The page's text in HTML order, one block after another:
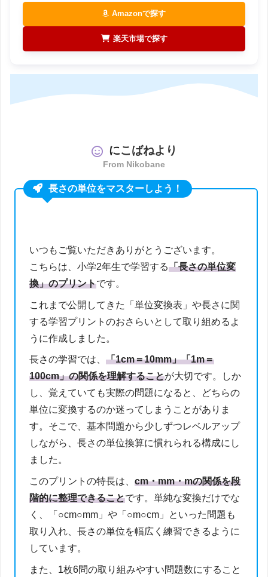
Amazonで探す
楽天市場で探す
にこばねより
From Nikobane
長さの単位をマスターしよう！
いつもご覧いただきありがとうございます。
こちらは、小学2年生で学習する「長さの単位変
換」のプリントです。
これまで公開してきた「単位変換表」や長さに関
する学習プリントのおさらいとして取り組めるよ
うに作成しました。
長さの学習では、「1cm＝10mm」「1m＝
100cm」の関係を理解することが大切です。しか
し、覚えていても実際の問題になると、どちらの
単位に変換するのか迷ってしまうことがありま
す。そこで、基本問題から少しずつレベルアップ
しながら、長さの単位換算に慣れられる構成にし
ました。
このプリントの特長は、cm・mm・mの関係を段
階的に整理できることです。単純な変換だけでな
く、「○cm○mm」や「○m○cm」といった問題も
取り入れ、長さの単位を幅広く練習できるように
しています。
また、1枚6問の取り組みやすい問題数にすること